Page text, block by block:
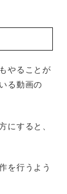
やることが
る動画の
にすると、
を行うよう